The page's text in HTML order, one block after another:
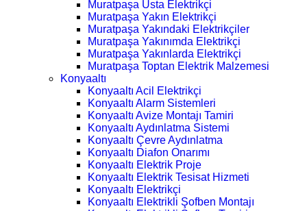
Muratpaşa Usta Elektrikçi
Muratpaşa Yakın Elektrikçi
Muratpaşa Yakındaki Elektrikçiler
Muratpaşa Yakınımda Elektrikçi
Muratpaşa Yakınlarda Elektrikçi
Muratpaşa Toptan Elektrik Malzemesi
Konyaaltı
Konyaaltı Acil Elektrikçi
Konyaaltı Alarm Sistemleri
Konyaaltı Avize Montajı Tamiri
Konyaaltı Aydınlatma Sistemi
Konyaaltı Çevre Aydınlatma
Konyaaltı Diafon Onarımı
Konyaaltı Elektrik Proje
Konyaaltı Elektrik Tesisat Hizmeti
Konyaaltı Elektrikçi
Konyaaltı Elektrikli Şofben Montajı